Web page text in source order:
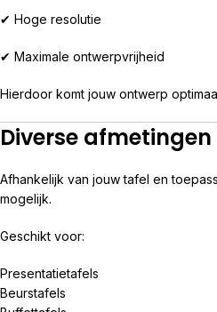
✔ Hoge resolutie
✔ Maximale ontwerpvrijheid
Hierdoor komt jouw ontwerp
Diverse
Afhankelijk van jouw tafel en
mogelijk.
Geschikt voor:
Presentatietafels
Beurstafels